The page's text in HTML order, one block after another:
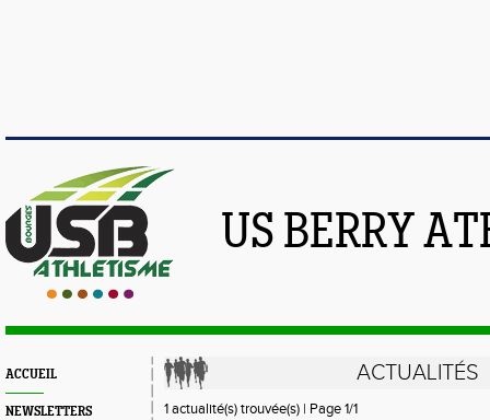
US BERRY
ACCUEIL
NEWSLETTERS
ACTUALITÉS
1 actualité(s) trouvée(s) | Page 1/1